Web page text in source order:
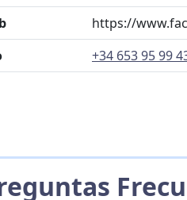
https://
+34 653 95 99